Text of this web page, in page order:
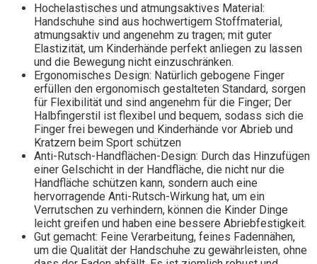
Hochelastisches und atmungsaktives Material:
Handschuhe sind aus hochwertigem Stoffmaterial,
atmungsaktiv und angenehm zu tragen; mit guter
Elastizität, um Kinderhände perfekt anliegen zu lassen
und die Bewegung nicht einzuschränken.
Ergonomisches Design: Natürlich gebogene Finger
erfüllen den ergonomisch gestalteten Standard, sorgen
für Flexibilität und sind angenehm für die Finger; Der
Halbfingerstil ist flexibel und bequem, sodass sich die
Finger frei bewegen und Kinderhände vor Abrieb und
Kratzern beim Sport schützen
Anti-Rutsch-Handflächen-Design: Durch das Hinzufügen
einer Gelschicht in der Handfläche, die nicht nur die
Handfläche schützen kann, sondern auch eine
hervorragende Anti-Rutsch-Wirkung hat, um ein
Verrutschen zu verhindern, können die Kinder Dinge
leicht greifen und haben eine bessere Abriebfestigkeit.
Gut gemacht: Feine Verarbeitung, feines Fadennähen,
um die Qualität der Handschuhe zu gewährleisten, ohne